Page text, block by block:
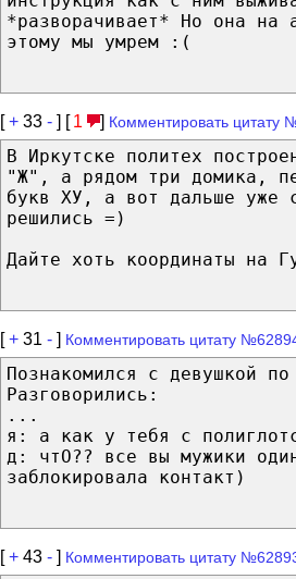
*разворачивает* Но она на
этому мы умрем :(
[+ 33 - ] [ 1 ] Комментировать цитату
В Иркутске политех
"Ж", а рядом три домика,
букв ХУ, а вот дальше уже
решились =)
Дайте хоть координаты на
[+ 31 - ] Комментировать цитату
Познакомился с девушкой по
Разговорились:
...
я: а как у тебя с
д: чтО?? все вы мужики
заблокировала контакт)
[+ 43 - ] Комментировать цитату